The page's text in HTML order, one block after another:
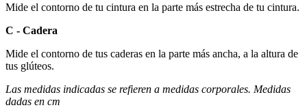
Mide el contorno de tu cintura en la parte más estrecha de tu cintura.
C - Cadera
Mide el contorno de tus caderas en la parte más ancha, a la altura de
tus glúteos.
Las medidas indicadas se refieren a medidas corporales. Medidas
dadas en cm